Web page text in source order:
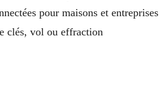
pour maisons et entreprises
clés, vol ou effraction